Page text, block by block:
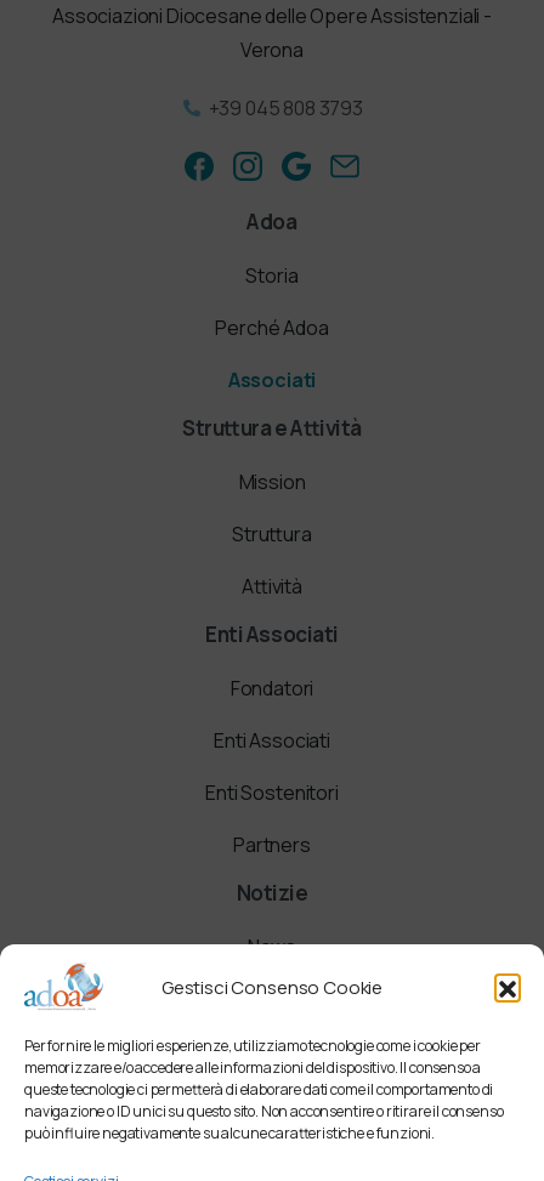
Gestisci Consenso Cookie
Per fornire le migliori esperienze, utilizziamo tecnologie come i cookie per
memorizzare e/o accedere alle informazioni del dispositivo. Il consenso a
queste tecnologie ci permetterà di elaborare dati come il comportamento di
navigazione o ID unici su questo sito. Non acconsentire o ritirare il consenso
può influire negativamente su alcune caratteristiche e funzioni.
Associazioni Diocesane delle Opere Assistenziali -
Verona
+39 045 808 3793
Adoa
Storia
Perché Adoa
Associati
Struttura e Attività
Mission
Struttura
Attività
Enti Associati
Fondatori
Enti Associati
Enti Sostenitori
Partners
Notizie
News
Comunicati
Newsletter